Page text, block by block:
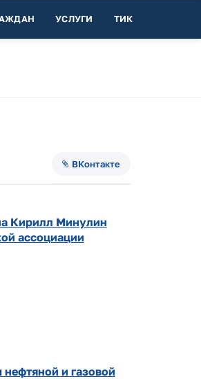
УСЛУГИ ТИК
ВКонтакте
Кирилл Минулин
ассоциации
и газовой